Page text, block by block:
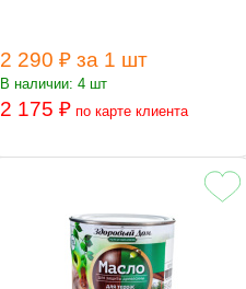
2 290 ₽ за 1 шт
В наличии: 4 шт
2 175 ₽ по карте клиента